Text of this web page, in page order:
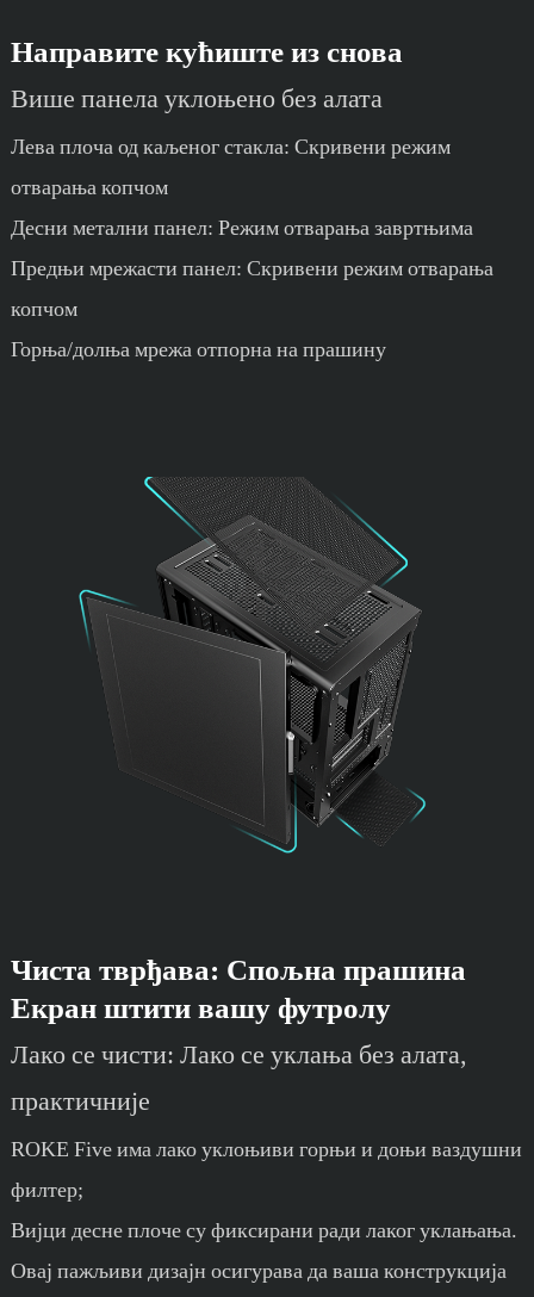
Направите кућиште из снова
Више панела уклоњено без алата
Лева плоча од каљеног стакла: Скривени режим
отварања копчом
Десни метални панел: Режим отварања завртњима
Предњи мрежасти панел: Скривени режим отварања
копчом
Горња/долња мрежа отпорна на прашину
Чиста тврђава: Спољна прашина
Екран штити вашу футролу
Лако се чисти: Лако се уклања без алата,
практичније
ROKE Five има лако уклоњиви горњи и доњи ваздушни
филтер;
Вијци десне плоче су фиксирани ради лаког уклањања.
Овај пажљиви дизајн осигурава да ваша конструкција